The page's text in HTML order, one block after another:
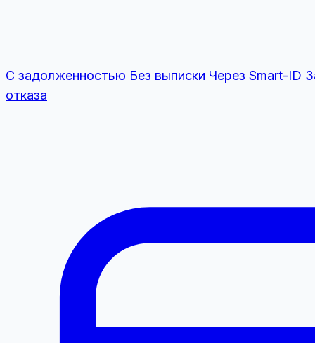
С задолженностью Без выписки Через Smart-ID
отказа